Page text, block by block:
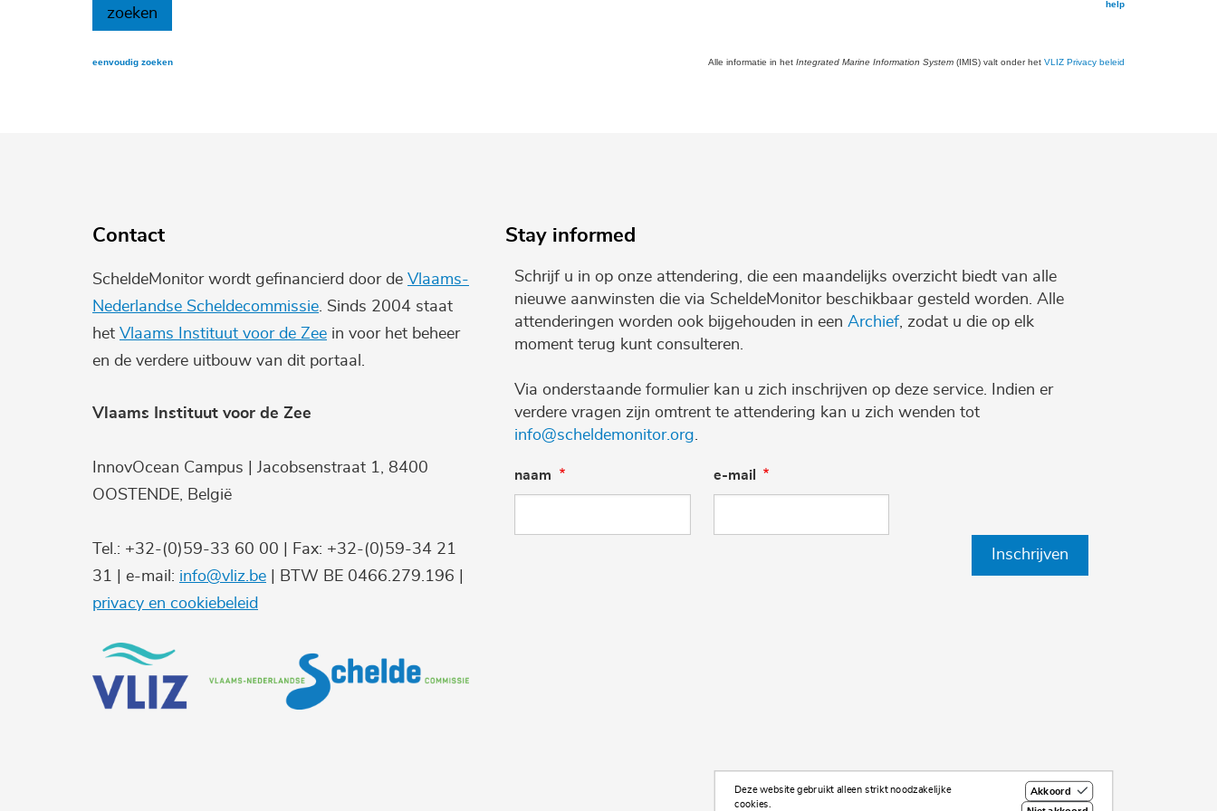
help
eenvoudig zoeken Alle informatie in het Integrated Marine Information System (IMIS) valt onder het VLIZ Privacy beleid
Contact
ScheldeMonitor wordt gefinancierd door de Vlaams-
Nederlandse Scheldecommissie . Sinds 2004 staat
het Vlaams Instituut voor de Zee in voor het beheer
en de verdere uitbouw van dit portaal.
Vlaams Instituut voor de Zee
InnovOcean Campus | Jacobsenstraat 1, 8400
OOSTENDE, België
Tel.: +32-(0)59-33 60 00 | Fax: +32-(0)59-34 21
31 | e-mail: info@vliz.be | BTW BE 0466.279.196 |
privacy en cookiebeleid
Stay informed
Schrijf u in op onze attendering, die een maandelijks overzicht biedt van alle
nieuwe aanwinsten die via ScheldeMonitor beschikbaar gesteld worden. Alle
attenderingen worden ook bijgehouden in een Archief , zodat u die op elk
moment terug kunt consulteren.
Via onderstaande formulier kan u zich inschrijven op deze service. Indien er
verdere vragen zijn omtrent te attendering kan u zich wenden tot
info@scheldemonitor.org
naam e-mail
Inschrijven
Deze website gebruikt alleen strikt noodzakelijke
cookies.
Akkoord